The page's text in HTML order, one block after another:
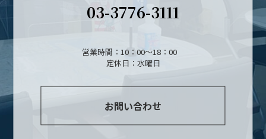
03-3776-3111
営業時間：10：00～18：00
定休日：水曜日
お問い合わせ